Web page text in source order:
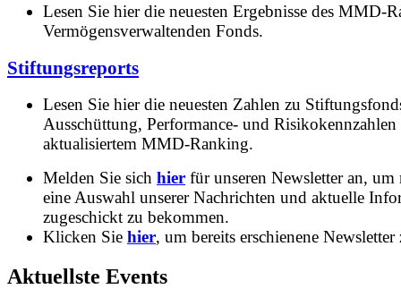
Lesen Sie hier die neuesten Ergebnisse des MMD-
Vermögensverwaltenden Fonds.
Stiftungsreports
Lesen Sie hier die neuesten Zahlen zu
Ausschüttung, Performance- und
aktualisiertem MMD-Ranking.
Melden Sie sich hier für unseren Newsletter an, um
eine Auswahl unserer Nachrichten und aktuelle
zugeschickt zu bekommen.
Klicken Sie hier, um bereits erschienene Newsletter
Aktuellste Events